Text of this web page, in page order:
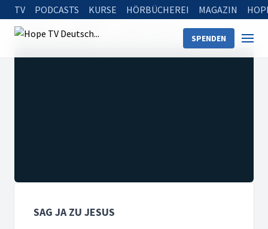
TV PODCASTS KURSE HÖRBÜCHEREI MAGAZIN
SPENDEN
Startseite
Sag Ja zu Jesus 2020
Stelle Jesus Deine Fragen! (2/5)
SAG JA ZU JESUS